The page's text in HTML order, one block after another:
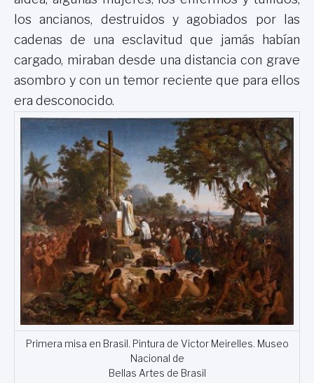
los ancianos, destruidos y agobiados por las
cadenas de una esclavitud que jamás habían
cargado, miraban desde una distancia con grave
asombro y con un temor reciente que para ellos
era desconocido.
Primera misa en Brasil. Pintura de Victor Meirelles. Museo
Nacional de
Bellas Artes de Brasil